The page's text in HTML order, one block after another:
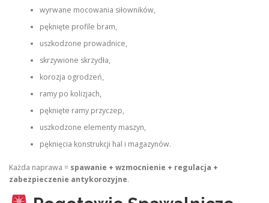
wyrwane mocowania siłowników,
pęknięte profile bram,
uszkodzone prowadnice,
skrzywione skrzydła,
korozja ogrodzeń,
ramy po kolizjach,
pęknięte ramy przyczep,
uszkodzone elementy maszyn,
pęknięcia konstrukcji hal i magazynów.
Każda naprawa = spawanie + wzmocnienie + regulacja +
zabezpieczenie antykorozyjne.